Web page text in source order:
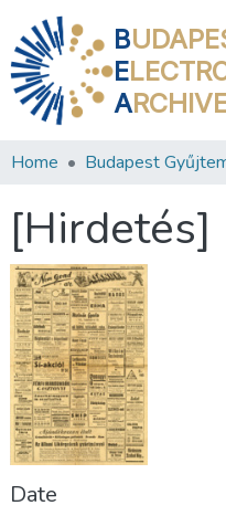
B
E
A
Home Budapest
[Hirdetés]
Date